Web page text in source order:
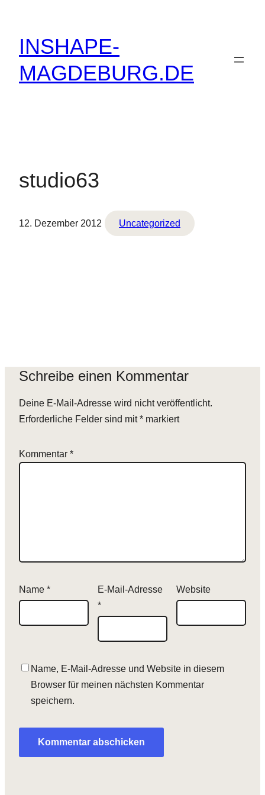
springen
INSHAPE-
MAGDEBURG.DE
studio63
12. Dezember 2012 Uncategorized
Schreibe einen Kommentar
Deine E-Mail-Adresse wird nicht veröffentlicht.
Erforderliche Felder sind mit* markiert
Kommentar *
Name *
E-Mail-Adresse
*
Website
Name, E-Mail-Adresse und Website in diesem
Browser für meinen nächsten Kommentar
speichern.